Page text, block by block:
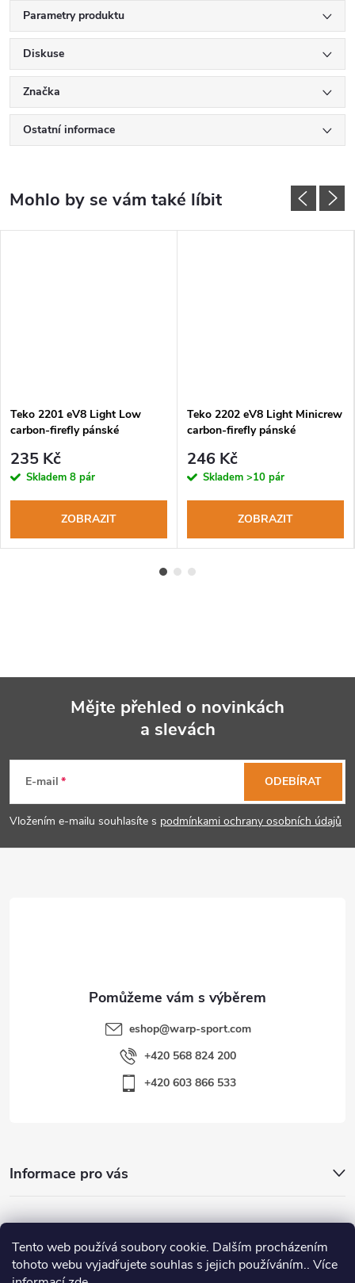
Tento web používá soubory cookie. Dalším procházením
tohoto webu vyjadřujete souhlas s jejich používáním.. Více
Parametry produktu
Diskuse
Značka
Ostatní informace
Teko 2201 eV8 Light Low
carbon-firefly pánské
235 Kč
Skladem 8 pár
ZOBRAZIT
Teko 2202 eV8 Light Minicrew
carbon-firefly pánské
246 Kč
Skladem >10 pár
ZOBRAZIT
p
a
Mějte přehled o novinkách
a slevách
E-mail
Vložením e-mailu souhlasíte s podmínkami ochrany osobních údajů
ODEBÍRAT
eshop@warp-sport.com
+420 568 824 200
+420 603 866 533
Informace pro vás
Nejhledanější